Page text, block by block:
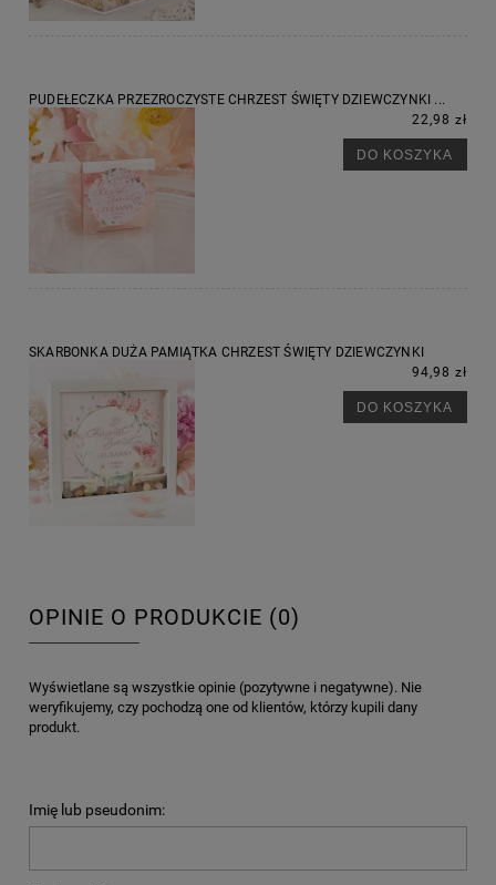
PUDEŁECZKA PRZEZROCZYSTE CHRZEST ŚWIĘTY DZIEWCZYNKI ...
22,98 zł
DO KOSZYKA
SKARBONKA DUŻA PAMIĄTKA CHRZEST ŚWIĘTY DZIEWCZYNKI
94,98 zł
DO KOSZYKA
OPINIE O PRODUKCIE (0)
Wyświetlane są wszystkie opinie (pozytywne i negatywne). Nie
weryfikujemy, czy pochodzą one od klientów, którzy kupili dany
produkt.
Imię lub pseudonim: